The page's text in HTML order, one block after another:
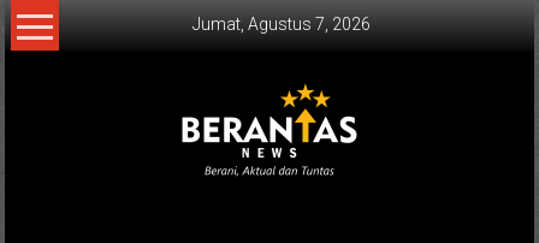
Lompat
ke
Jumat, Agustus 7, 2026